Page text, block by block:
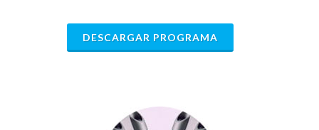
DESCARGAR PROGRAMA